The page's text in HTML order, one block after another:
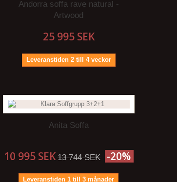
Andorra soffa rave natural -
Artwood
25 995 SEK
Leveranstiden 2 till 4 veckor
Anita Soffa
10 995 SEK 13 744 SEK -20%
Leveranstiden 1 till 3 månader